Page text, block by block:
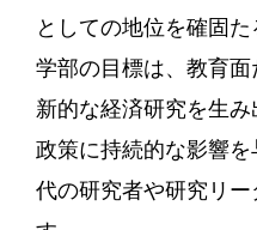
としての地位を確固
学部の目標は、教育
新的な経済研究を生
政策に持続的な影響
代の研究者や研究リ